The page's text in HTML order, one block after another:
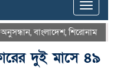
Toggle
,বাংলাদেশ,শিরোনাম
দুই মাসে ৪৯